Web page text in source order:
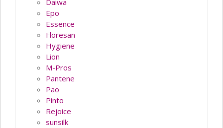
Daiwa
Epo
Essence
Floresan
Hygiene
Lion
M-Pros
Pantene
Pao
Pinto
Rejoice
sunsilk